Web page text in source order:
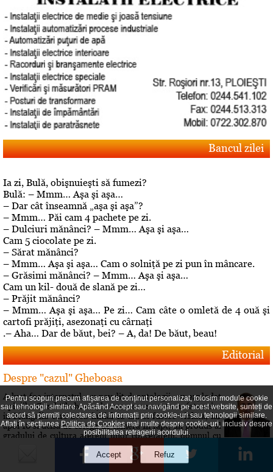
Bancul zilei
Ia zi, Bulă, obişnuieşti să fumezi?
Bulă: – Mmm… Aşa şi aşa…
– Dar cât înseamnă „aşa şi aşa”?
– Mmm… Păi cam 4 pachete pe zi.
– Dulciuri mănânci? – Mmm… Aşa şi aşa…
Cam 5 ciocolate pe zi.
– Sărat mănânci?
– Mmm… Aşa şi aşa… Cam o solniţă pe zi pun în mâncare.
– Grăsimi mănânci? – Mmm… Aşa şi aşa…
Cam un kil- două de slană pe zi…
– Prăjit mănânci?
– Mmm… Aşa şi aşa… Pe zi… Cam câte o omletă de 4 ouă şi
cartofi prăjiţi, asezonaţi cu cârnaţi
.– Aha… Dar de băut, bei? – A, da! De băut, beau!
Editorial
Despre "cazul" Gheboasa
A luat foc internetul, au navalit deontologii, au explodat
opiniile. Cazul Gheboasa, la mare concurenta cu fata ucisa
in Mangalia care avea initial 12 ani si fusese violata, iar
apoi 18 si ucisa de colega de camera In fapt, un produs al
gradului de cultura aferent unor concetateni, domnul cu
pricina a fost lasat sa evolueze intr-o siluire a...
Pentru scopuri precum afișarea de conținut personalizat, folosim module cookie
sau tehnologii similare. Apăsând Accept sau navigând pe acest website, sunteți de
acord să permiți colectarea de informații prin cookie-uri sau tehnologii similare.
Aflați în secțiunea Politica de Cookiesmai multe despre cookie-uri, inclusiv despre
posibilitatea retragerii acordului.